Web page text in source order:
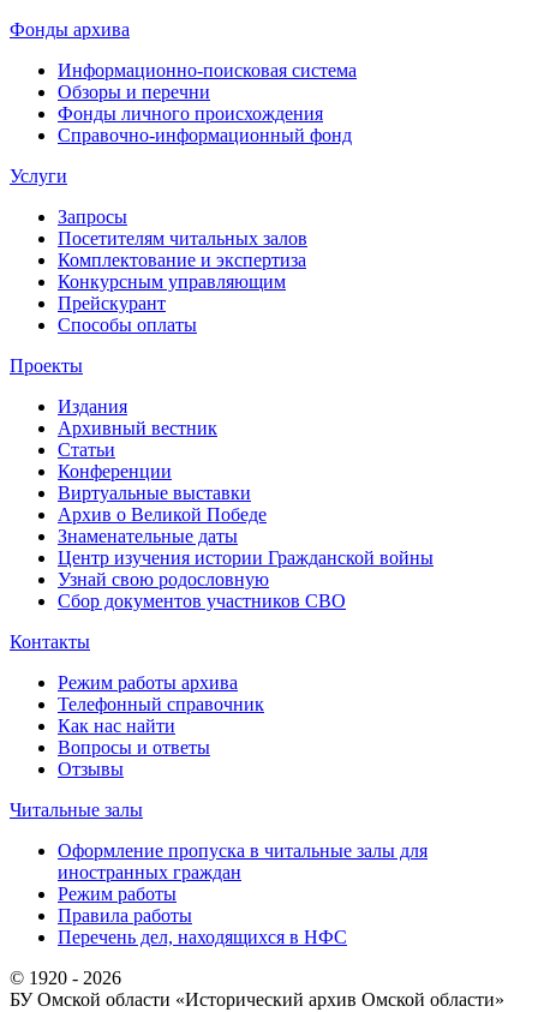
Фонды архива
Информационно-поисковая система
Обзоры и перечни
Фонды личного происхождения
Справочно-информационный фонд
Услуги
Запросы
Посетителям читальных залов
Комплектование и экспертиза
Конкурсным управляющим
Прейскурант
Способы оплаты
Проекты
Издания
Архивный вестник
Статьи
Конференции
Виртуальные выставки
Архив о Великой Победе
Знаменательные даты
Центр изучения истории Гражданской войны
Узнай свою родословную
Сбор документов участников СВО
Контакты
Режим работы архива
Телефонный справочник
Как нас найти
Вопросы и ответы
Отзывы
Читальные залы
Оформление пропуска в читальные залы для
иностранных граждан
Режим работы
Правила работы
Перечень дел, находящихся в НФС
© 1920 - 2026
БУ Омской области «Исторический архив Омской области»